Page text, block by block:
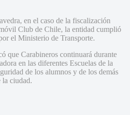
en el caso de la fiscalización
Club de Chile, la entidad cumplió
el Ministerio de Transporte.
que Carabineros continuará durante
en las diferentes Escuelas de la
de los alumnos y de los demás
la ciudad.